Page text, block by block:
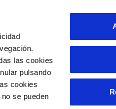
las cookies
pulsando
cookies
se pueden
INCIDENCIAS
Comunica
PORTAL DE
Área